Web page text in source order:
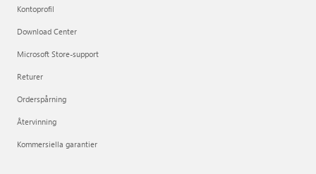
Kontoprofil
Download Center
Microsoft Store-support
Returer
Orderspårning
Återvinning
Kommersiella garantier